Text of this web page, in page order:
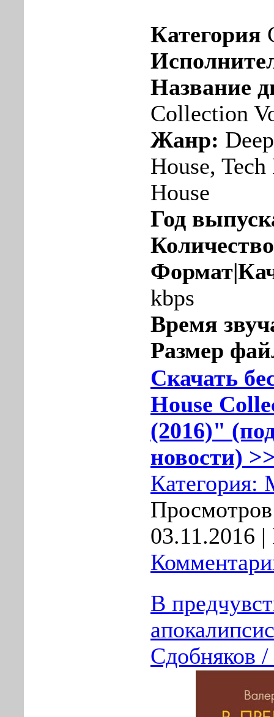
Категория
Название
Collection
Жанр:
House,
House
Год
kbps
Время
Размер
Скачать
House
(2016)"
новости)
Категория:
03.11.2016 |
В
Сдобняков